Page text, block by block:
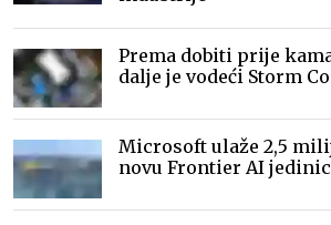
Prema dobiti prije
dalje je vodeći Storm
Microsoft ulaže 2,5
novu Frontier AI